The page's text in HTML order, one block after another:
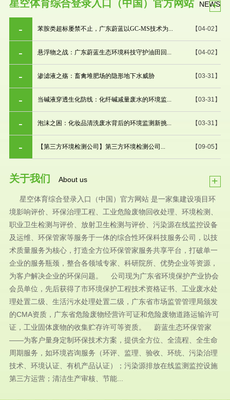
星空体育综合登录入口（中国）官方网站 NEWS
+
【04-02】
苯胺类超标屡禁不止，广东蔚蓝以GC-MS技术为...
【04-02】
悬浮物之战：广东蔚蓝生态环境科技守护油田回...
【03-31】
渗滤液之殇：畜禽堆肥场的隐形地下水威胁
【03-31】
当碱液穿透生化防线：化纤碱减量废水的环境监...
【03-31】
泡沫之困：化妆品清洗废水背后的环境监测新挑...
【09-05】
【第三方环境检测公司】第三方环境检测公司...
关于我们 About us +
星空体育综合登录入口（中国）官方网站 是一家集建设项目环
境影响评价、环保治理工程、工业危险废物回收处理、环境检测、
职业卫生检测与评价、放射卫生检测与评价、污染源在线监控设备
及运维、环保管家等服务于一体的综合性环保科技服务公司，以技
术质量服务为核心，打造全方位环保管家服务共享平台，打破单一
企业的服务瓶颈，整合各领域专家、科研院所、优势企业等资源，
为客户解决企业的环保问题。 公司现为广东省环境保护产业协会
会员单位，先后获得了市环境保护工程技术资格证书、工业废水处
理处置二级、生活污水处理处置二级，广东省市场监管管理局颁发
的CMA资质，广东省危险废物经营许可证和危险废物道路运输许可
证，工业固体废物的收集贮存许可等资质。 蔚蓝生态环保管家
——为客户量身定制环保技术方案，提供全方位、全流程、全生命
周期服务，如环境咨询服务（环评、监理、验收、环统、污染治理
技术、环境认证、有机产品认证）；污染源排放在线监测监控设施
第三方运营；清洁生产审核、节能...